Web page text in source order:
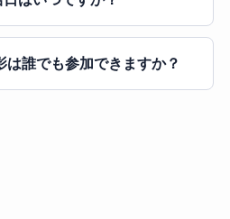
は誰でも参加できますか？